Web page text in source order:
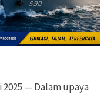
2025 — Dalam upaya